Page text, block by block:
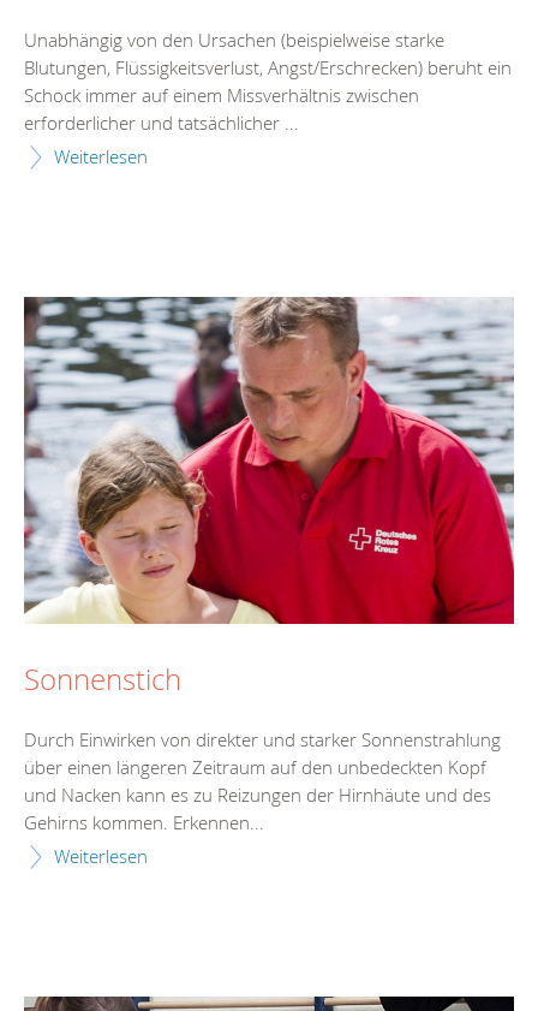
Unabhängig von den Ursachen (beispielweise starke
Blutungen, Flüssigkeitsverlust, Angst/Erschrecken) beruht ein
Schock immer auf einem Missverhältnis zwischen
erforderlicher und tatsächlicher ...
Weiterlesen
Sonnenstich
Durch Einwirken von direkter und starker Sonnenstrahlung
über einen längeren Zeitraum auf den unbedeckten Kopf
und Nacken kann es zu Reizungen der Hirnhäute und des
Gehirns kommen. Erkennen...
Weiterlesen